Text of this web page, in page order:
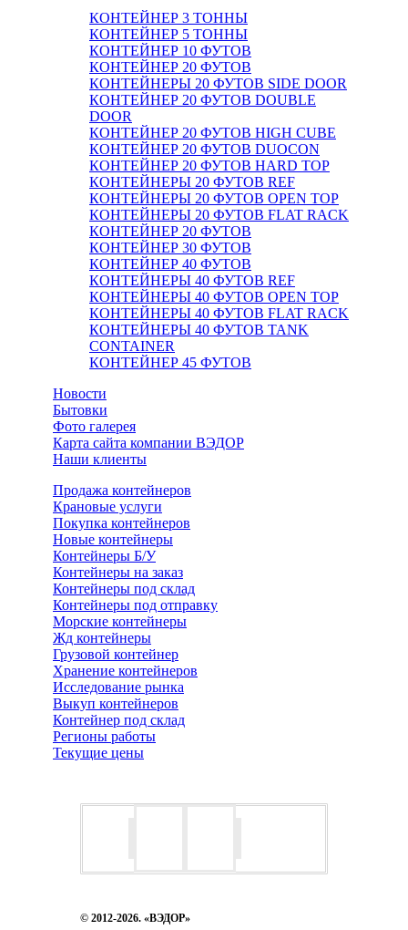
КОНТЕЙНЕР 3 ТОННЫ
КОНТЕЙНЕР 5 ТОННЫ
КОНТЕЙНЕР 10 ФУТОВ
КОНТЕЙНЕР 20 ФУТОВ
КОНТЕЙНЕРЫ 20 ФУТОВ SIDE DOOR
КОНТЕЙНЕР 20 ФУТОВ DOUBLE
DOOR
КОНТЕЙНЕР 20 ФУТОВ HIGH CUBE
КОНТЕЙНЕР 20 ФУТОВ DUOCON
КОНТЕЙНЕР 20 ФУТОВ HARD TOP
КОНТЕЙНЕРЫ 20 ФУТОВ REF
КОНТЕЙНЕРЫ 20 ФУТОВ OPEN TOP
КОНТЕЙНЕРЫ 20 ФУТОВ FLAT RACK
КОНТЕЙНЕР 20 ФУТОВ
КОНТЕЙНЕР 30 ФУТОВ
КОНТЕЙНЕР 40 ФУТОВ
КОНТЕЙНЕРЫ 40 ФУТОВ REF
КОНТЕЙНЕРЫ 40 ФУТОВ OPEN TOP
КОНТЕЙНЕРЫ 40 ФУТОВ FLAT RACK
КОНТЕЙНЕРЫ 40 ФУТОВ TANK
CONTAINER
КОНТЕЙНЕР 45 ФУТОВ
Новости
Бытовки
Фото галерея
Карта сайта компании ВЭДОР
Наши клиенты
Продажа контейнеров
Крановые услуги
Покупка контейнеров
Новые контейнеры
Контейнеры Б/У
Контейнеры на заказ
Контейнеры под склад
Контейнеры под отправку
Морские контейнеры
Жд контейнеры
Грузовой контейнер
Хранение контейнеров
Исследование рынка
Выкуп контейнеров
Контейнер под склад
Регионы работы
Текущие цены
© 2012-2026. «ВЭДОР»